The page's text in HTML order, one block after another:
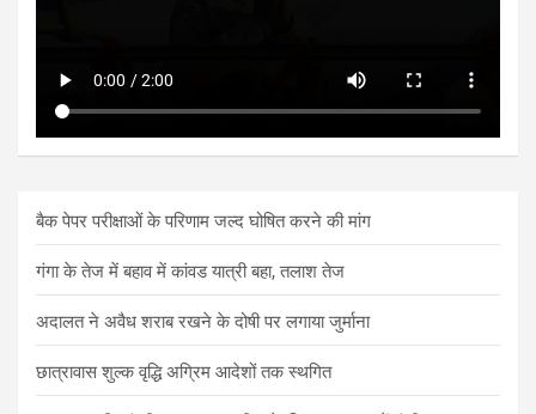
बैक पेपर परीक्षाओं के परिणाम जल्द घोषित करने की मांग
गंगा के तेज में बहाव में कांवड यात्री बहा, तलाश तेज
अदालत ने अवैध शराब रखने के दोषी पर लगाया जुर्माना
छात्रावास शुल्क वृद्धि अग्रिम आदेशों तक स्थगित